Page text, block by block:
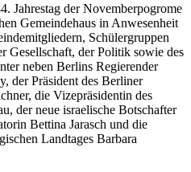
Jahrestag der Novemberpogrome
Gemeindehaus in Anwesenheit
Schülergruppen
Gesellschaft, der Politik sowie des
neben Berlins Regierender
der Präsident des Berliner
die Vizepräsidentin des
der neue israelische Botschafter
Bettina Jarasch und die
Landtages Barbara